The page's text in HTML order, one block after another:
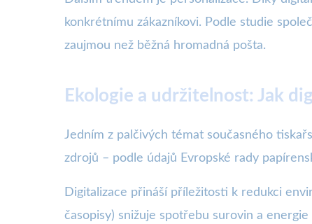
konkrétnímu zákazníkovi. Podle studie
zaujmou než běžná hromadná pošta.
Ekologie a udržitelnost: Jak
Jedním z palčivých témat současného
zdrojů – podle údajů Evropské rady
Digitalizace přináší příležitosti k redukci
časopisy) snižuje spotřebu surovin a